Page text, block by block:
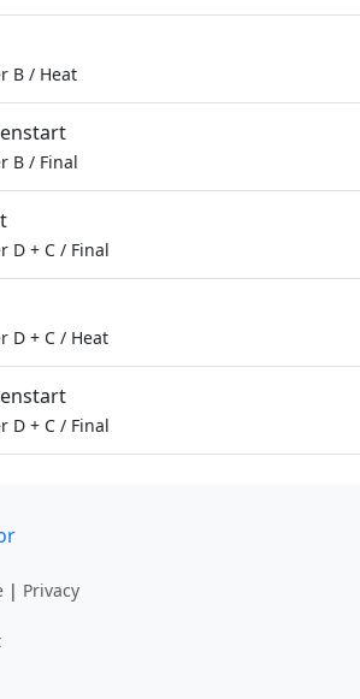
B / Heat
B / Final
D + C / Final
D + C / Heat
D + C / Final
| Privacy